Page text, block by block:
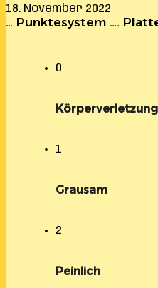
18. November 2022
… Punktesystem ….
0
Körperverletzung
1
Grausam
2
Peinlich